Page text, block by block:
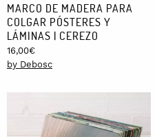
MARCO DE MADERA PARA
COLGAR PÓSTERES Y
LÁMINAS | CEREZO
16,00€
by Debosc